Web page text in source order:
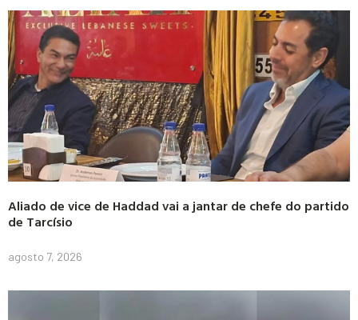
Aliado de vice de Haddad vai a jantar de chefe do partido
de Tarcísio
agosto 7, 2026